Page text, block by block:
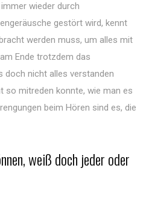
wieder durch
gestört wird, kennt
werden muss, um alles mit
Ende trotzdem das
doch nicht alles verstanden
so mitreden konnte, wie man es
beim Hören sind es, die
weiß doch jeder oder